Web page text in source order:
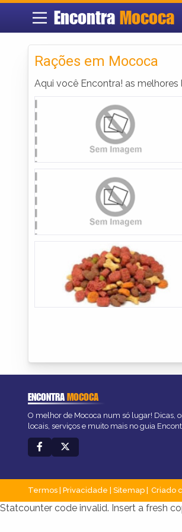
Encontra Mococa
Rações em Mococa
Aqui você Encontra! as melhores
ENCONTRAMOCOCA
O melhor de Mococa num só lugar! Dicas,
locais, serviços e muito mais no guia
Termos Privacidade Sitemap Criado
Statcounter code invalid. Insert a fresh